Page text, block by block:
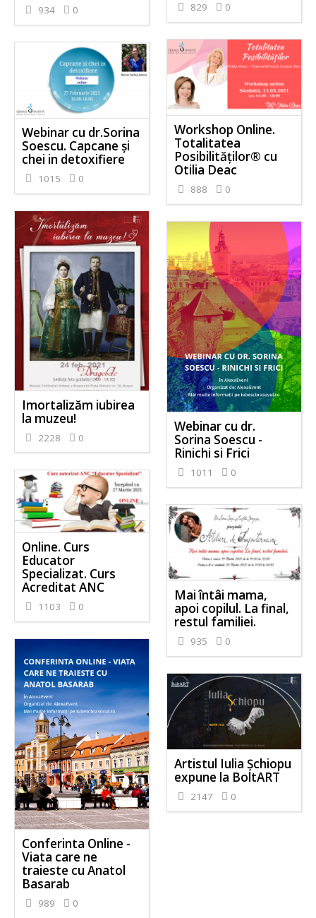
829 0
934 0
Workshop Online.
Totalitatea
Posibilităților® cu
Otilia Deac
888 0
Webinar cu dr.Sorina
Soescu. Capcane și
chei in detoxifiere
1015 0
Imortalizăm iubirea
la muzeu!
2228 0
Webinar cu dr.
Sorina Soescu -
Rinichi si Frici
1011 0
Online. Curs
Educator
Specializat. Curs
Acreditat ANC
1103 0
Mai întâi mama,
apoi copilul. La final,
restul familiei.
935 0
Conferinta Online -
Viata care ne
traieste cu Anatol
Basarab
989 0
Artistul Iulia Șchiopu
expune la BoltART
2147 0